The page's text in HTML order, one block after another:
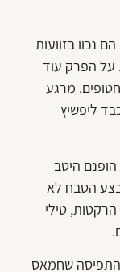
נכוו בזוועות
על הפרק עוד
מרגע
ליפשיץ
היטב
הטבח לא
טילי
שחמאס